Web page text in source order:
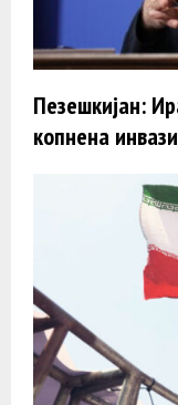
Пезешкијан:
копнена